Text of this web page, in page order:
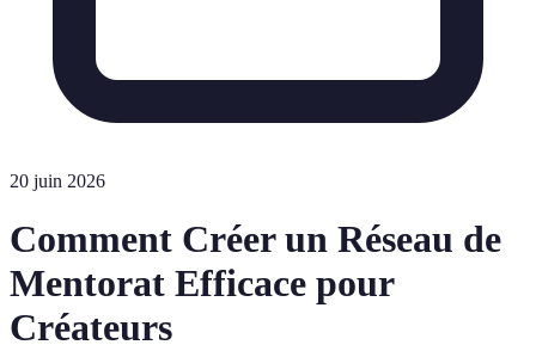
20 juin 2026
Comment Créer un Réseau de
Mentorat Efficace pour
Créateurs